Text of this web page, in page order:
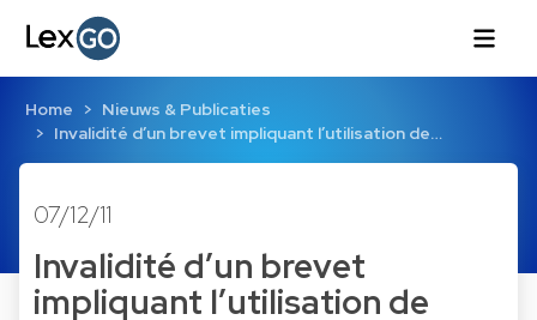
Home
Nieuws & Publicaties
Invalidité d’un brevet impliquant l’utilisation de…
07/12/11
Invalidité d’un brevet
impliquant l’utilisation de